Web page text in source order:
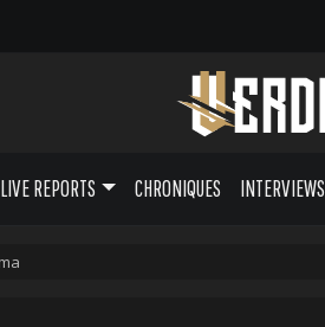
LIVE REPORTS CHRONIQUES INTERVIEWS